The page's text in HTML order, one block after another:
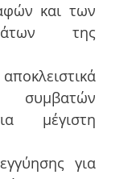
και των
της
μέγιστη
για